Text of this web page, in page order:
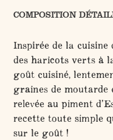
COMPOSITION
Inspirée de la cuisine
des haricots verts à
goût cuisiné,
graines de moutarde
relevée au piment
recette toute simple
sur le goût !